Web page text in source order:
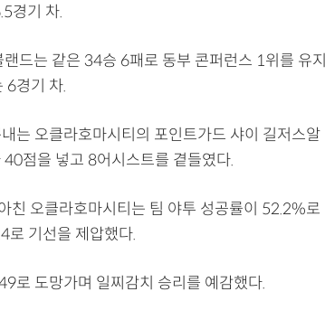
경기 차.
드는 같은 34승 6패로 동부 콘퍼런스 1위를 유지
6경기 차.
는 오클라호마시티의 포인트가드 샤이 길저스알
점을 넣고 8어시스트를 곁들였다.
친 오클라호마시티는 팀 야투 성공률이 52.2%로
기선을 제압했다.
로 도망가며 일찌감치 승리를 예감했다.